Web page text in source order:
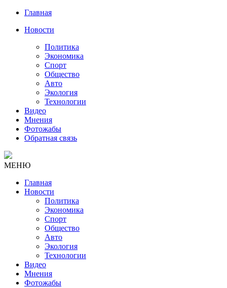
Главная
Новости
Политика
Экономика
Спорт
Общество
Авто
Экология
Технологии
Видео
Мнения
Фотожабы
Обратная связь
МЕНЮ
Главная
Новости
Политика
Экономика
Спорт
Общество
Авто
Экология
Технологии
Видео
Мнения
Фотожабы